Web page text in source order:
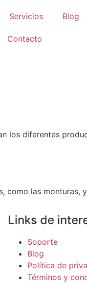
Servicios Blog
Contacto
los diferentes
como las
Links de
Soporte
Blog
Política de
Términos y